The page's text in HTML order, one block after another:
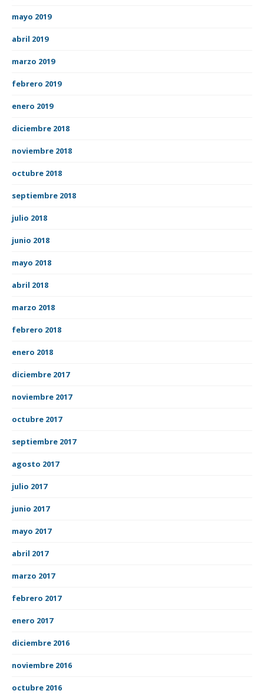
mayo 2019
abril 2019
marzo 2019
febrero 2019
enero 2019
diciembre 2018
noviembre 2018
octubre 2018
septiembre 2018
julio 2018
junio 2018
mayo 2018
abril 2018
marzo 2018
febrero 2018
enero 2018
diciembre 2017
noviembre 2017
octubre 2017
septiembre 2017
agosto 2017
julio 2017
junio 2017
mayo 2017
abril 2017
marzo 2017
febrero 2017
enero 2017
diciembre 2016
noviembre 2016
octubre 2016